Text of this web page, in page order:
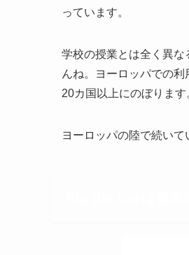
っています。
学校の授業とは全く異
んね。ヨーロッパでの
20カ国以上にのぼります
ヨーロッパの陸で続いて